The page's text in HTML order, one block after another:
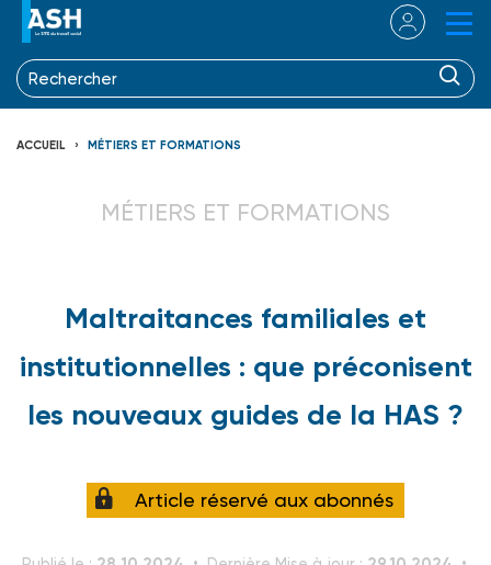
ACCUEIL MÉTIERS ET FORMATIONS
MÉTIERS ET FORMATIONS
Maltraitances familiales et
institutionnelles : que préconisent
les nouveaux guides de la HAS ?
Article réservé aux abonnés